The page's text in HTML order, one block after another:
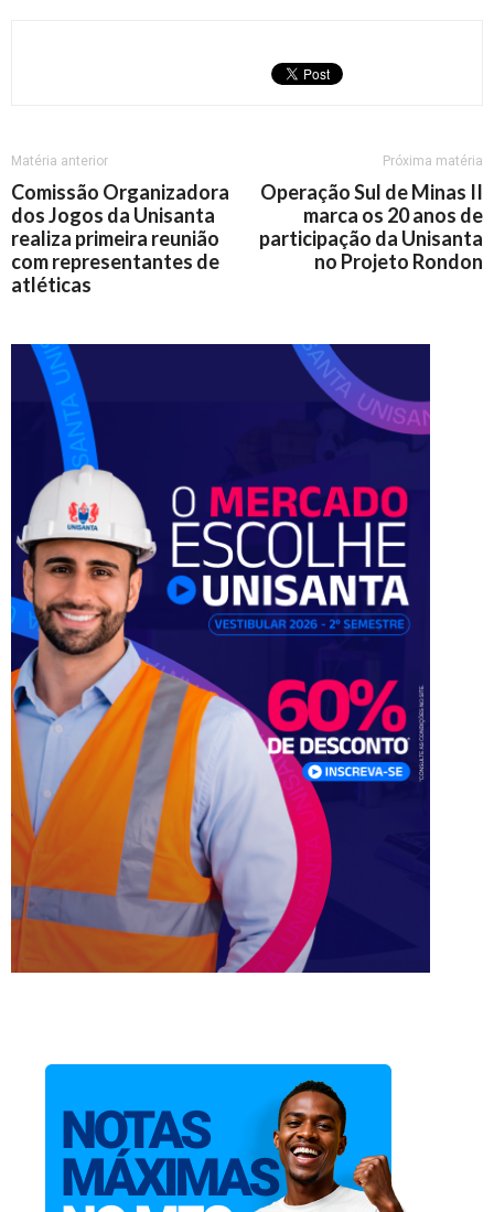
Matéria anterior
Comissão Organizadora
dos Jogos da Unisanta
realiza primeira reunião
com representantes de
atléticas
Próxima matéria
Operação Sul de Minas II
marca os 20 anos de
participação da Unisanta
no Projeto Rondon